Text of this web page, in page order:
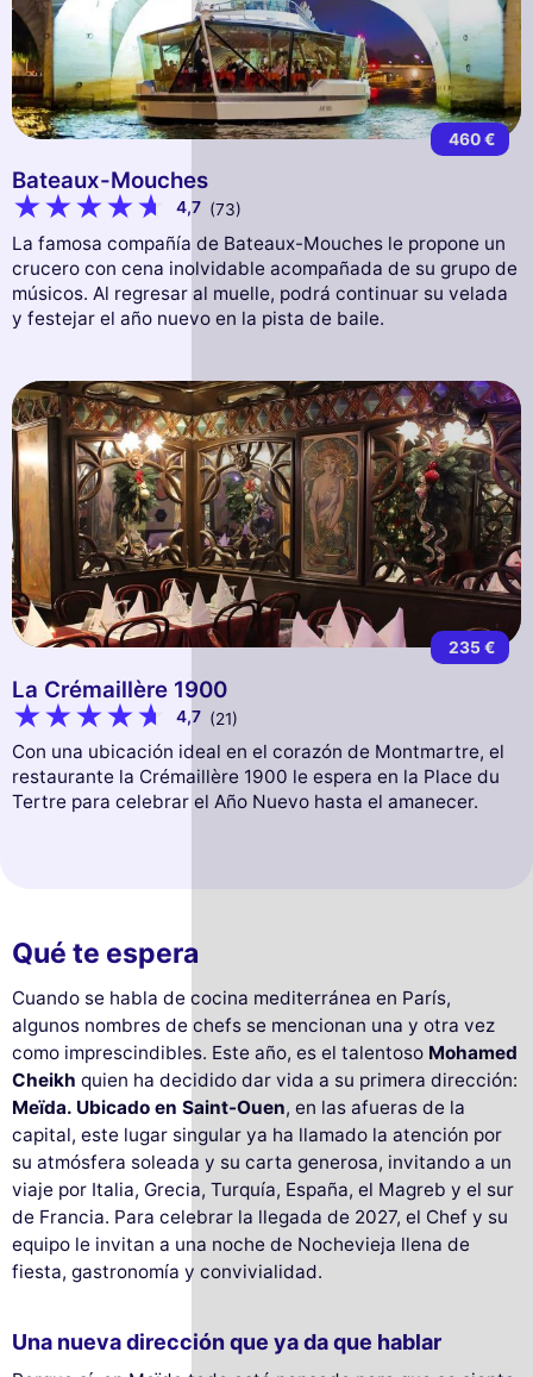
460 €
Bateaux-Mouches
4,7 (73)
La famosa compañía de Bateaux-Mouches le propone un
crucero con cena inolvidable acompañada de su grupo de
músicos. Al regresar al muelle, podrá continuar su velada
y festejar el año nuevo en la pista de baile.
235 €
La Crémaillère 1900
4,7 (21)
Con una ubicación ideal en el corazón de Montmartre, el
restaurante la Crémaillère 1900 le espera en la Place du
Tertre para celebrar el Año Nuevo hasta el amanecer.
Qué te espera
Cuando se habla de cocina mediterránea en París,
algunos nombres de chefs se mencionan una y otra vez
como imprescindibles. Este año, es el talentoso Mohamed
Cheikh quien ha decidido dar vida a su primera dirección:
Meïda. Ubicado en Saint-Ouen, en las afueras de la
capital, este lugar singular ya ha llamado la atención por
su atmósfera soleada y su carta generosa, invitando a un
viaje por Italia, Grecia, Turquía, España, el Magreb y el sur
de Francia. Para celebrar la llegada de 2027, el Chef y su
equipo le invitan a una noche de Nochevieja llena de
fiesta, gastronomía y convivialidad.
Una nueva dirección que ya da que hablar